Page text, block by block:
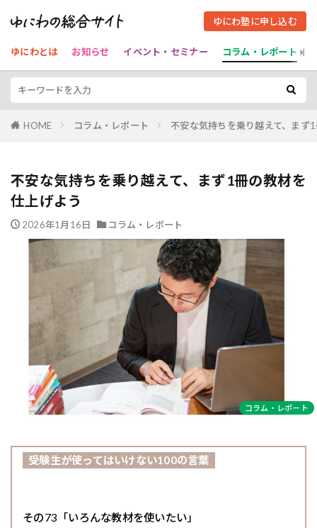
ゆにわ塾に申し込む
ゆにわとは お知らせ イベント・セミナー コラム・レポート
HOME コラム・レポート 不安な気持ちを乗り越えて、まず
不安な気持ちを乗り越えて、まず1冊の教材を
仕上げよう
2026年1月16日 コラム・レポート
コラム・レポート
受験生が使ってはいけない100の言葉
その73「いろんな教材を使いたい」